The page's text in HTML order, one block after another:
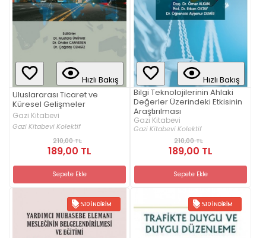
Hızlı Bakış
Uluslararası Ticaret ve
Küresel Gelişmeler
Gazi Kitabevi
Gazi Kitabevi Kolektif
210,00 TL
189,00 TL
Sepete Ekle
Hızlı Bakış
Bilgi Teknolojilerinin Ahlaki
Değerler Üzerindeki Etkisinin
Araştırılması
Gazi Kitabevi
Gazi Kitabevi Kolektif
210,00 TL
189,00 TL
Sepete Ekle
%10 İNDIRIM %10 İNDIRIM